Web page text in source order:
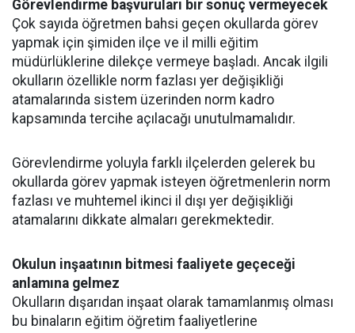
Görevlendirme başvuruları bir sonuç vermeyecek
Çok sayıda öğretmen bahsi geçen okullarda görev
yapmak için şimiden ilçe ve il milli eğitim
müdürlüklerine dilekçe vermeye başladı. Ancak ilgili
okulların özellikle norm fazlası yer değişikliği
atamalarında sistem üzerinden norm kadro
kapsamında tercihe açılacağı unutulmamalıdır.
Görevlendirme yoluyla farklı ilçelerden gelerek bu
okullarda görev yapmak isteyen öğretmenlerin norm
fazlası ve muhtemel ikinci il dışı yer değişikliği
atamalarını dikkate almaları gerekmektedir.
Okulun inşaatının bitmesi faaliyete geçeceği
anlamına gelmez
Okulların dışarıdan inşaat olarak tamamlanmış olması
bu binaların eğitim öğretim faaliyetlerine